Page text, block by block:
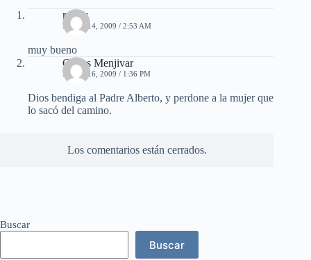
ronny
MAYO 14, 2009 / 2:53 AM
muy bueno
Carlos Menjivar
MAYO 16, 2009 / 1:36 PM
Dios bendiga al Padre Alberto, y perdone a la mujer que
lo sacó del camino.
Los comentarios están cerrados.
Buscar
Buscar